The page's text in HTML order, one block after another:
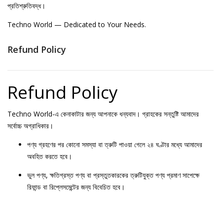
প্রতিশ্রুতিবদ্ধ।
Techno World — Dedicated to Your Needs.
Refund Policy
Refund Policy
Techno World-এ কেনাকাটার জন্য আপনাকে ধন্যবাদ। গ্রাহকের সন্তুষ্টি আমাদের
সর্বোচ্চ অগ্রাধিকার।
পণ্য গ্রহণের পর কোনো সমস্যা বা ত্রুটি পাওয়া গেলে ২৪ ঘণ্টার মধ্যে আমাদের
অবহিত করতে হবে।
ভুল পণ্য, ক্ষতিগ্রস্ত পণ্য বা প্রস্তুতকারকের ত্রুটিযুক্ত পণ্য প্রমাণ সাপেক্ষে
রিফান্ড বা রিপ্লেসমেন্টের জন্য বিবেচিত হবে।